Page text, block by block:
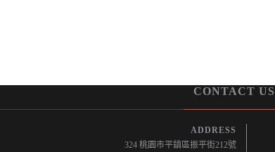
CONTACT US
ADDRESS
324 桃園市平鎮區振平街212號